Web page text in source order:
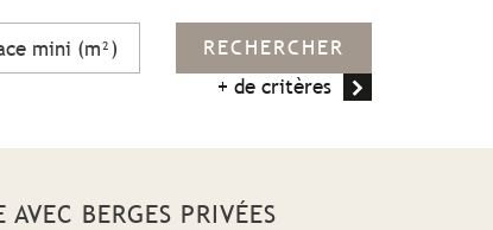
RECHERCHER
+ de critères
AVEC BERGES PRIVÉES